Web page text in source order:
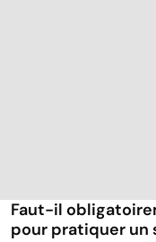
Faut-il
pour pratiquer un